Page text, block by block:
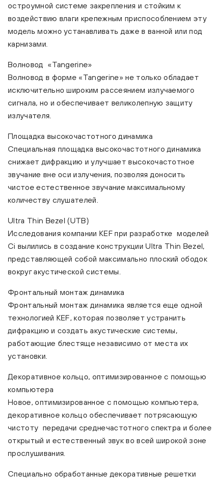
остроумной системе закрепления и стойким к
воздействию влаги крепежным приспособлением эту
модель можно устанавливать даже в ванной или под
карнизами.
Волновод «Tangerine»
Волновод в форме «Tangerine» не только обладает
исключительно широким рассеянием излучаемого
сигнала, но и обеспечивает великолепную защиту
излучателя.
Площадка высокочастотного динамика
Специальная площадка высокочастотного динамика
снижает дифракцию и улучшает высокочастотное
звучание вне оси излучения, позволяя доносить
чистое естественное звучание максимальному
количеству слушателей.
Ultra Thin Bezel (UTB)
Исследования компании KEF при разработке моделей
Ci вылились в создание конструкции Ultra Thin Bezel,
представляющей собой максимально плоский ободок
вокруг акустической системы.
Фронтальный монтаж динамика
Фронтальный монтаж динамика является еще одной
технологией KEF, которая позволяет устранить
дифракцию и создать акустические системы,
работающие блестяще независимо от места их
установки.
Декоративное кольцо, оптимизированное с помощью
компьютера
Новое, оптимизированное с помощью компьютера,
декоративное кольцо обеспечивает потрясающую
чистоту передачи среднечастотного спектра и более
открытый и естественный звук во всей широкой зоне
прослушивания.
Специально обработанные декоративные решетки